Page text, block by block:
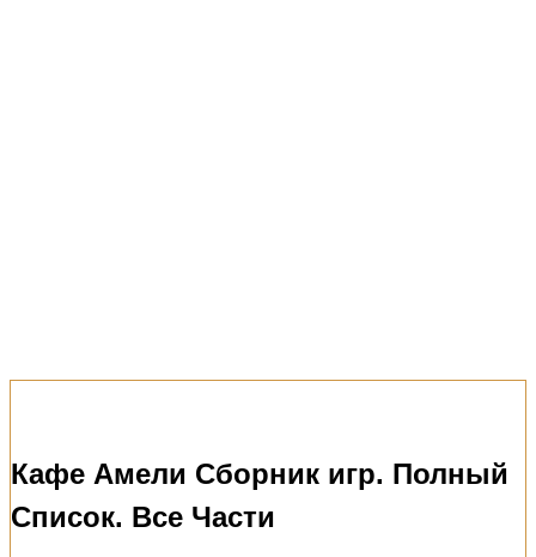
Кафе Амели Сборник игр. Полный
Список. Все Части